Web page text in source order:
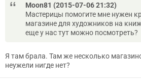
Moon81 (2015-07-06 21:32)
Мастерицы помогите мне нужен
магазине для художников на
еще у нас тут можно посмотреть?
Я там брала. Там же несколько
неужели нигде нет?